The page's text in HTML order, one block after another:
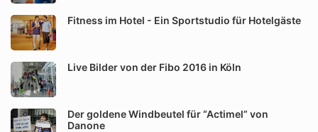
Fitness im Hotel - Ein Sportstudio für Hotelgäste
Live Bilder von der Fibo 2016 in Köln
Der goldene Windbeutel für “Actimel” von
Danone